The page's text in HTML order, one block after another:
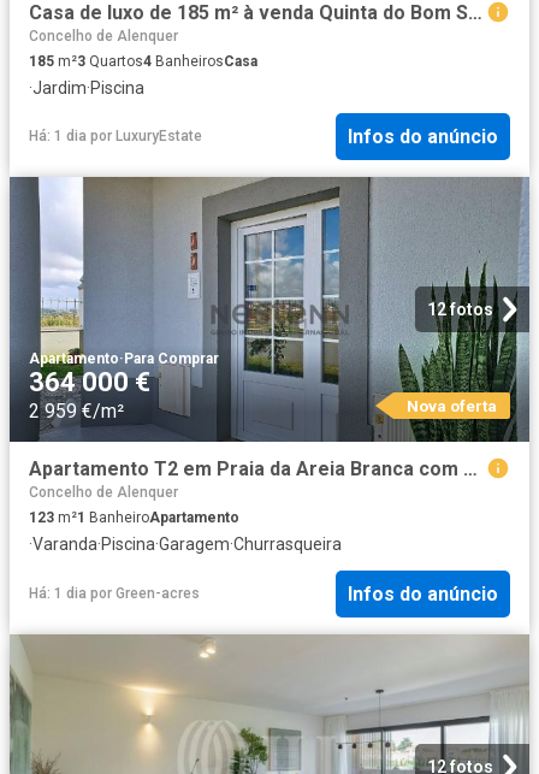
Casa de luxo de 185 m² à venda Quinta do Bom Sucesso, Óbidos, Leiria
Concelho de Alenquer
185 m²3 Quartos4 BanheirosCasa
·Jardim·Piscina
Há: 1 dia por LuxuryEstate Infos do anúncio
12 fotos
Apartamento· Para Comprar
364 000 €
2 959 €/m² Nova oferta
Apartamento T2 em Praia da Areia Branca com piscina 123m² da Lourinhã e Atalaia
Concelho de Alenquer
123 m²1 BanheiroApartamento
·Varanda·Piscina·Garagem·Churrasqueira
Há: 1 dia por Green-acres Infos do anúncio
12 fotos